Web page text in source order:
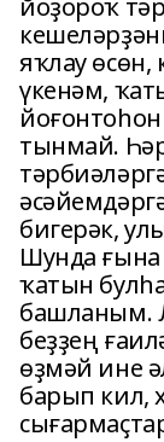
йоҙороҡ
яҡлау өсөн,
үкенәм,
тынмай.
бигерәк,
Шунда
ҡатын
башланым.
беҙҙең
өҙмәй ине
барып кил,